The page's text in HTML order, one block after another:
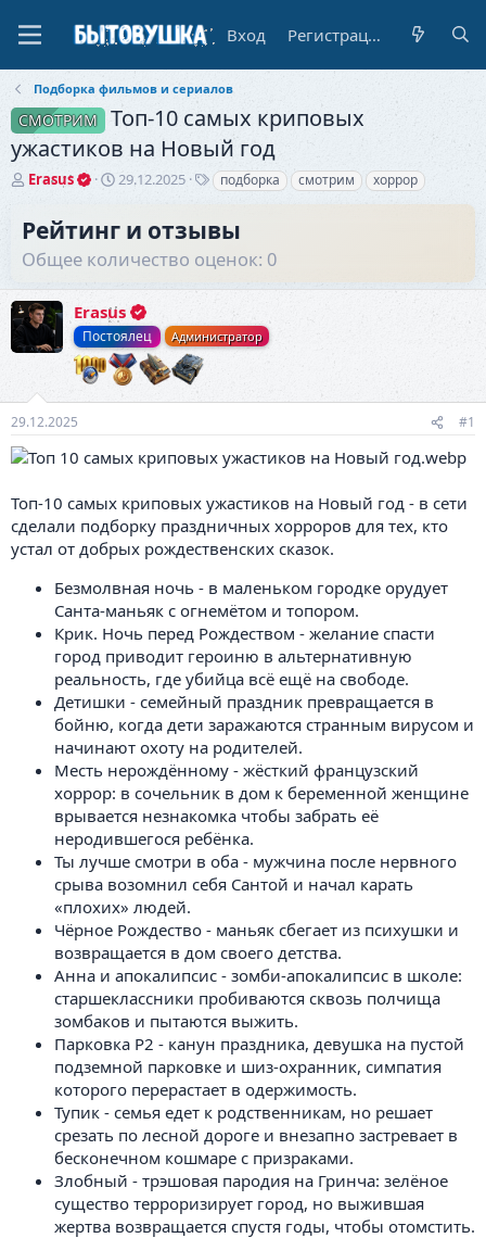
Вход Регистрация
Подборка фильмов и сериалов
СМОТРИМ
Топ-10 самых криповых
ужастиков на Новый год
А
о
р
е
м
ы
Erasus
Д
н
ч
а
л
а
29.12.2025
Т
и
подборка смотрим хоррор
Рейтинг и отзывы
Общее количество оценок: 0
Erasus
Постоялец Администратор
29.12.2025 #1
Топ-10 самых криповых ужастиков на Новый год - в сети
сделали подборку праздничных хорроров для тех, кто
устал от добрых рождественских сказок.
Безмолвная ночь - в маленьком городке орудует
Санта-маньяк с огнемётом и топором.
Крик. Ночь перед Рождеством - желание спасти
город приводит героиню в альтернативную
реальность, где убийца всё ещё на свободе.
Детишки - семейный праздник превращается в
бойню, когда дети заражаются странным вирусом и
начинают охоту на родителей.
Месть нерождённому - жёсткий французский
хоррор: в сочельник в дом к беременной женщине
врывается незнакомка чтобы забрать её
неродившегося ребёнка.
Ты лучше смотри в оба - мужчина после нервного
срыва возомнил себя Сантой и начал карать
«плохих» людей.
Чёрное Рождество - маньяк сбегает из психушки и
возвращается в дом своего детства.
Анна и апокалипсис - зомби-апокалипсис в школе:
старшеклассники пробиваются сквозь полчища
зомбаков и пытаются выжить.
Парковка P2 - канун праздника, девушка на пустой
подземной парковке и шиз-охранник, симпатия
которого перерастает в одержимость.
Тупик - семья едет к родственникам, но решает
срезать по лесной дороге и внезапно застревает в
бесконечном кошмаре с призраками.
Злобный - трэшовая пародия на Гринча: зелёное
существо терроризирует город, но выжившая
жертва возвращается спустя годы, чтобы отомстить.